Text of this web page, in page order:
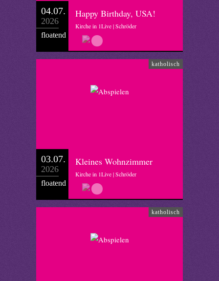
04.07.
2026
floatend
Happy Birthday, USA!
Kirche in 1Live | Schröder
katholisch
03.07.
2026
floatend
Kleines Wohnzimmer
Kirche in 1Live | Schröder
katholisch